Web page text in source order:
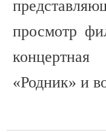
просмотр
«Родник» и